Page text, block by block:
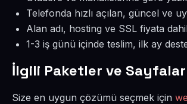
Telefonda hızlı açılan, güncel ve
Alan adı, hosting ve SSL fiyata
1-3 iş günü içinde teslim, ilk ay
İlgili Paketler ve Sayfalar
Size en uygun çözümü seçmek için